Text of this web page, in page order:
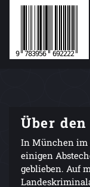
Über
In München im
einigen
geblieben. Auf